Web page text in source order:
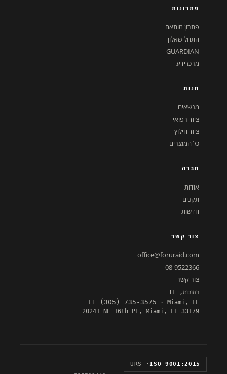
פתרונות
פתרון מותאם
התחל שאלון
GUARDIAN
מרכז ידע
חנות
מנשאים
ציוד רפואי
ציוד חילוץ
כל המוצרים
חברה
אודות
תקנים
חדשות
צור קשר
office@foruraid.com
08-9522366
צור קשר
רחובות, IL
+1 (305) 735-3575 · Miami, FL
20241 NE 16th PL, Miami, FL 33179
ISO 9001:2015
· URS